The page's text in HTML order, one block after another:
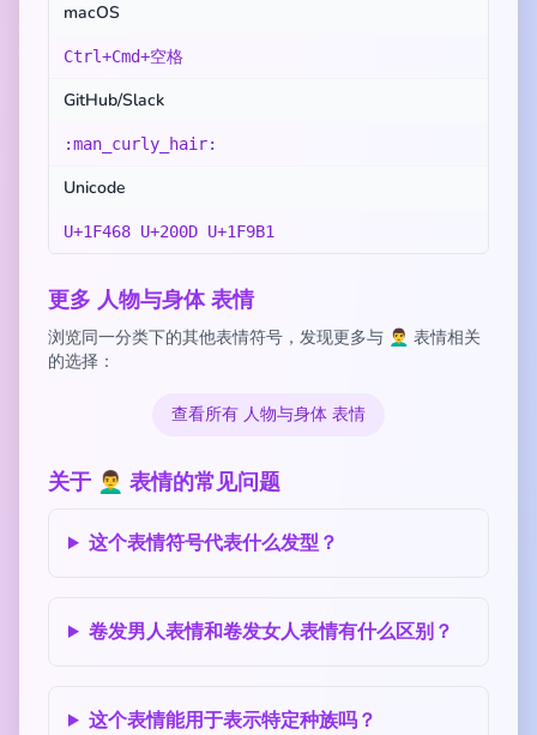
macOS
Ctrl+Cmd+空格
GitHub/Slack
:man_curly_hair:
Unicode
U+1F468 U+200D U+1F9B1
更多 人物与身体 表情
浏览同一分类下的其他表情符号，发现更多与 👨‍🦱 表情相关
的选择：
查看所有 人物与身体 表情
关于 👨‍🦱 表情的常见问题
这个表情符号代表什么发型？
卷发男人表情和卷发女人表情有什么区别？
这个表情能用于表示特定种族吗？